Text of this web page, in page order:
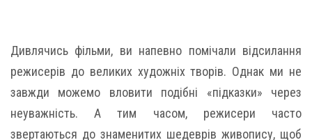
Дивлячись фільми, ви напевно помічали відсилання
режисерів до великих художніх творів. Однак ми не
завжди можемо вловити подібні «підказки» через
неуважність. А тим часом, режисери часто
звертаються до знаменитих шедеврів живопису, щоб